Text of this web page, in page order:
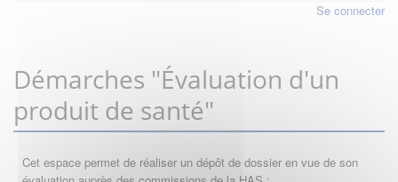
Se connecter
Démarches "Évaluation d'un
produit de santé"
Cet espace permet de réaliser un dépôt de dossier en vue de son